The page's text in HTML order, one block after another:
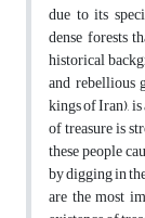
due to its
dense forests
historical
and rebellious
kings of Iran),
of treasure is
these people
by digging in
are the most